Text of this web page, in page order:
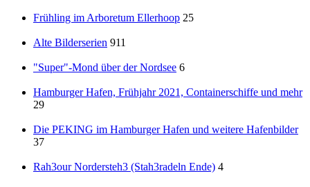
Frühling im Arboretum Ellerhoop 25
Alte Bilderserien 911
"Super"-Mond über der Nordsee 6
Hamburger Hafen, Frühjahr 2021, Containerschiffe und mehr
29
Die PEKING im Hamburger Hafen und weitere Hafenbilder
37
Rah3our Nordersteh3 (Stah3radeln Ende) 4